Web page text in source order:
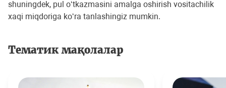
shuningdek, pul o‘tkazmasini amalga oshirish vositachilik
xaqi miqdoriga ko‘ra tanlashingiz mumkin.
Тематик мақолалар